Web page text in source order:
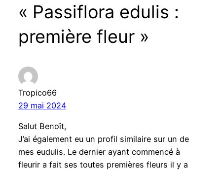
« Passiflora edulis :
première fleur »
Tropico66
29 mai 2024
Salut Benoît,
J’ai également eu un profil similaire sur un de
mes eudulis. Le dernier ayant commencé à
fleurir a fait ses toutes premières fleurs il y a